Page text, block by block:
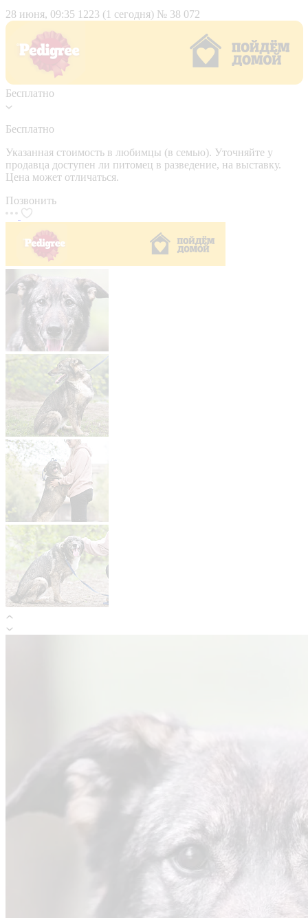
28 июня, 09:35 1223 (1 сегодня) № 38 072
Бесплатно
Бесплатно
Указанная стоимость в любимцы (в семью). Уточняйте у
продавца доступен ли питомец в разведение, на выставку.
Цена может отличаться.
Позвонить